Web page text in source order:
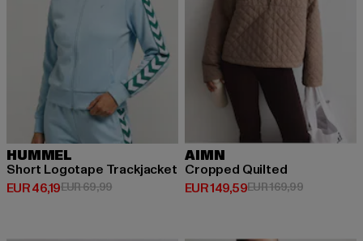
HUMMEL
Short Logotape Trackjacket
EUR 46,19
Derzeitiger Preis: EUR 46,19
EUR 69,99Aktionspreis: EUR 69,99
AIMN
Cropped Quilted
EUR 149,59
Derzeitiger Preis: EUR 149,59
EUR 169,99